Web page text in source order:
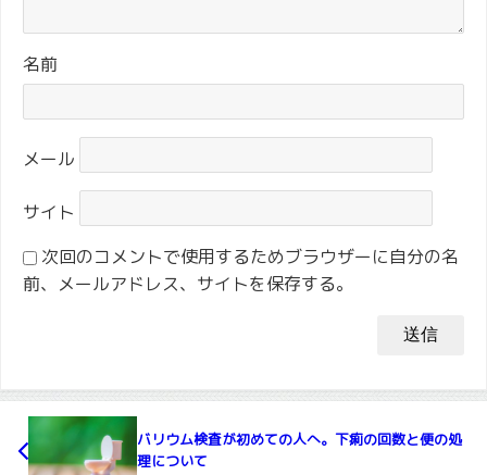
名前
メール
サイト
次回のコメントで使用するためブラウザーに自分の名
前、メールアドレス、サイトを保存する。
バリウム検査が初めての人へ。下痢の回数と便の処
理について